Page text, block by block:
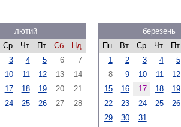
лютий
Ср Чт Пт Сб
Нд
3 4 5 6
7
10 11 12 13
14
17 18 19 20
21
24 25 26 27 28
березень
Пн
Вт Ср Чт Пт
1
2 3 4 5
8
9 10 11 12
15
16 17 18 19
22
23 24 25 26
29
30 31